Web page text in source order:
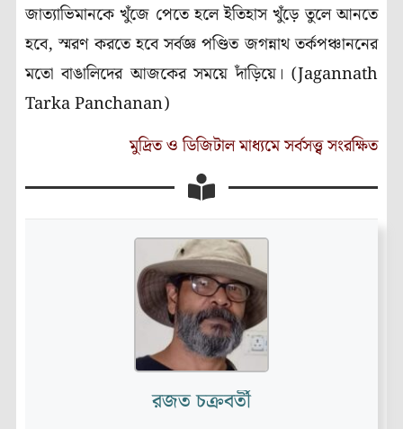
জাত্যাভিমানকে খুঁজে পেতে হলে ইতিহাস খুঁড়ে তুলে আনতে
হবে, স্মরণ করতে হবে সর্বজ্ঞ পণ্ডিত জগন্নাথ তর্কপঞ্চাননের
মতো বাঙালিদের আজকের সময়ে দাঁড়িয়ে। (Jagannath
Tarka Panchanan)
মুদ্রিত ও ডিজিটাল মাধ্যমে সর্বসত্ত্ব সংরক্ষিত
রজত চক্রবর্তী